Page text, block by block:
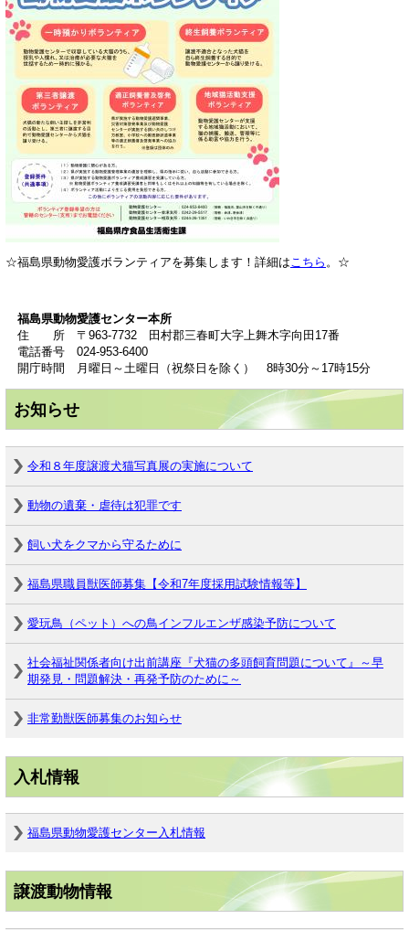
☆福島県動物愛護ボランティアを募集します！詳細はこちら 。​☆
福島県動物愛護センター本所
住 所 〒963-7732 田村郡三春町大字上舞木字向田17番
電話番号 024-953-6400
開庁時間 月曜日～土曜日（祝祭日を除く） 8時30分～17時15分
お知らせ
令和８年度譲渡犬猫写真展の実施について
動物の遺棄・虐待は犯罪です
飼い犬をクマから守るために
福島県職員獣医師募集【令和7年度採用試験情報等】
愛玩鳥（ペット）への鳥インフルエンザ感染予防について
社会福祉関係者向け出前講座『犬猫の多頭飼育問題について』～早
期発見・問題解決・再発予防のために～
非常勤獣医師募集のお知らせ
入札情報
福島県動物愛護センター入札情報
譲渡動物情報